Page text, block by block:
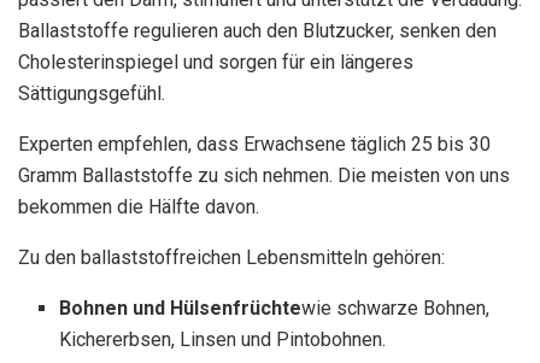
Ballaststoffe regulieren auch den Blutzucker, senken den
Cholesterinspiegel und sorgen für ein längeres
Sättigungsgefühl.
Experten empfehlen, dass Erwachsene täglich 25 bis 30
Gramm Ballaststoffe zu sich nehmen. Die meisten von uns
bekommen die Hälfte davon.
Zu den ballaststoffreichen Lebensmitteln gehören:
Bohnen und Hülsenfrüchtewie schwarze Bohnen,
Kichererbsen, Linsen und Pintobohnen.